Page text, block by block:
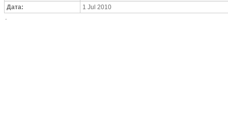
Дата:
1 Jul 2010